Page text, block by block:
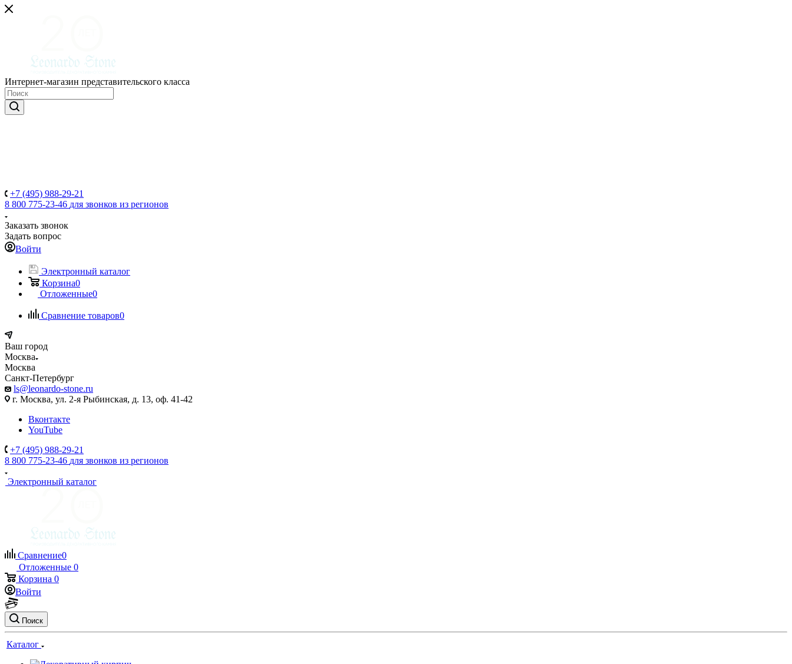
Интернет-магазин представительского класса
+7 (495) 988-29-21
8 800 775-23-46 для звонков из регионов
Заказать звонок
Задать вопрос
Войти
Электронный каталог
Корзина0
Отложенные0
Сравнение товаров0
Ваш город
Москва
Москва
Санкт-Петербург
ls@leonardo-stone.ru
г. Москва, ул. 2-я Рыбинская, д. 13, оф. 41-42
Вконтакте
YouTube
+7 (495) 988-29-21
8 800 775-23-46 для звонков из регионов
Электронный каталог
Сравнение0
Отложенные 0
Корзина 0
Войти
Поиск
Каталог